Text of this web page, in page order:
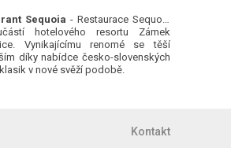
Sequoia - Restaurace Sequoia
hotelového resortu Zámek
Vynikajícímu renomé se těší
díky nabídce česko-slovenských
v nové svěží podobě.
Kontakt